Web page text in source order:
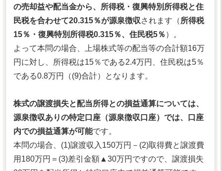
の売却益や配当金から、所得税・復興特別所得税と住
民税を合わせて20.315％が源泉徴収されます（所得税
15％・復興特別所得税0.315％、住民税5％ ）。
よって本問の場合、上場株式等の配当等の合計額16万
円に対し、所得税は15％である2.4万円、住民税は5％
である0.8万円（(9)合計）となります。
株式の譲渡損失と配当所得との損益通算については、
源泉徴収ありの特定口座（源泉徴収口座）では、口座
内での損益通算が可能です。
本問の場合、(1)譲渡収入150万円－(2)取得費と譲渡費
用180万円＝(3)差引金額▲30万円ですので、譲渡損失